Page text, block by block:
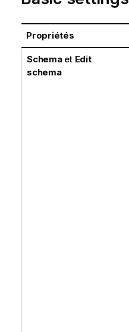
Propriétés
Schemaet Edit
schema